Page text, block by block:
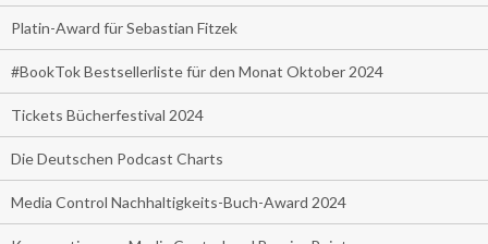
Platin-Award für Sebastian Fitzek
#BookTok Bestsellerliste für den Monat Oktober 2024
Tickets Bücherfestival 2024
Die Deutschen Podcast Charts
Media Control Nachhaltigkeits-Buch-Award 2024